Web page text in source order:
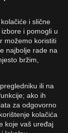
i slične
i pomogli u
možemo koristiti
najbolje rade na
bržim,
ili na
ako ih
za odgovorno
kolačića
koje vaš uređaj